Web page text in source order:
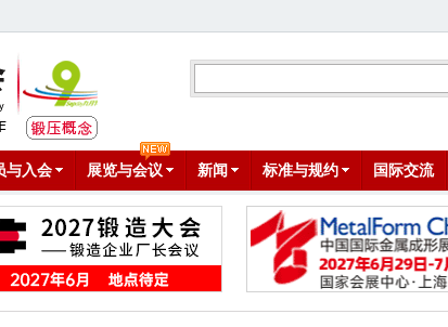
与入会 展览与会议 新闻 标准与规约 国际交流